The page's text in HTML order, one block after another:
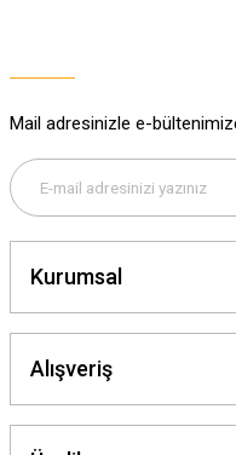
Bu ürüne benzer farklı
Mail adresinizle e-
Kurumsal
Alışveriş